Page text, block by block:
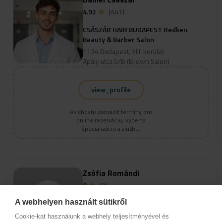
A webhelyen használt sütikről
Cookie-kat használunk a webhely teljesítményével és
view_profile
Ak chcete zobraziť termíny pre
online rezerváciu, vyberte
špecializáciu a službu.
4.92
(441)
CSÁSZÁR HAIR BUDAPEST Redken
Beauty & Barber Salon
1134 Budapest, XIII. kerület
Apály utca 5/B (Brown Salon)
Zsófia Romándi
0
(0)
CSÁSZÁR HAIR BUDAPEST Redken
Beauty & Barber Salon